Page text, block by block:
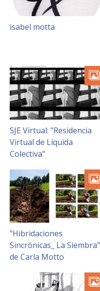
isabel motta
SJE Virtual: "Residencia
Virtual de Líquida
Colectiva"
"Hibridaciones
Sincrónicas_ La Siembra"
de Carla Motto